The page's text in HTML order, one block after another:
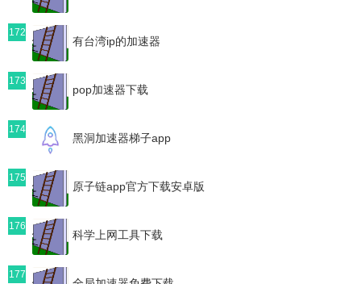
172
有台湾ip的加速器
173
pop加速器下载
174
黑洞加速器梯子app
175
原子链app官方下载安卓版
176
科学上网工具下载
177